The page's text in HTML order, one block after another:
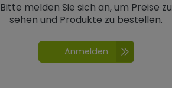
Bitte melden Sie sich an, um Preise zu
sehen und Produkte zu bestellen.
Anmelden